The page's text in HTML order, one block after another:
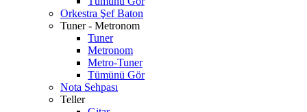
Orkestra Şef Baton
Tuner - Metronom
Tuner
Metronom
Metro-Tuner
Tümünü Gör
Nota Sehpası
Teller